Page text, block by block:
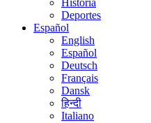
Historia
Deportes
Español
English
Español
Deutsch
Français
Dansk
हिन्दी
Italiano